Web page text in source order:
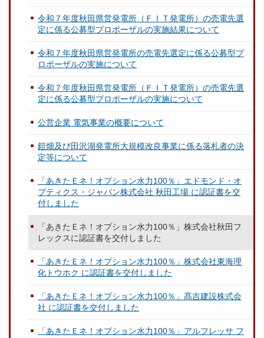
令和７年度秋田県営発電所（ＦＩＴ発電所）の売電先選
定に係る公募型プロポーザルの実施結果について
令和７年度秋田県営発電所の売電先選定に係る公募型プ
ロポーザルの実施について
令和７年度秋田県営発電所（ＦＩＴ発電所）の売電先選
定に係る公募型プロポーザルの実施について
公営企業 電気事業の概要について
鎧畑及び田沢湖発電所大規模改良事業に係る落札者の決
定等について
「あきたＥネ！オプション水力100％」エドモンド・オ
プティクス・ジャパン株式会社 秋田工場 に認証書を交
付しました
「あきたＥネ！オプション水力100％」株式会社秋田フ
レックスに認証書を交付しました
「あきたＥネ！オプション水力100％」株式会社東海理
化トウホク に認証書を交付しました
「あきたＥネ！オプション水力100％」髙吉建設株式会
社 に認証書を交付しました
「あきたＥネ！オプション水力100％」アルフレッサ フ